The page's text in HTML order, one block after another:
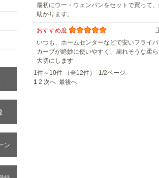
ン
最初にウー・ウェンパンをセットで買って
助かります。
おすすめ度
いつも、ホームセンターなどで安いフライ
カーブが絶妙に使いやすく、崩れそうな柔
大切にします
1件～10件 （全12件） 1/2ページ
1 2 次へ 最後へ